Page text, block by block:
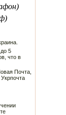
5
что в
Почта,